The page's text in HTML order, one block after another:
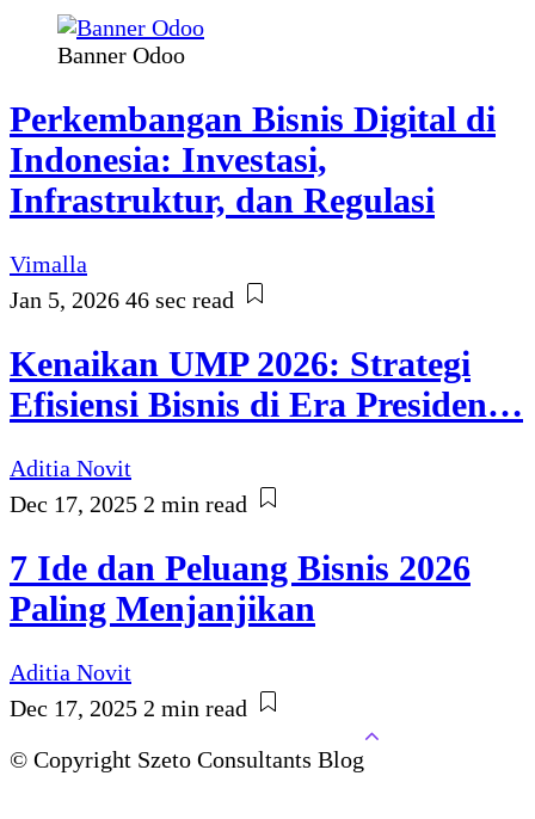
Banner Odoo
Perkembangan Bisnis Digital di
Indonesia: Investasi,
Infrastruktur, dan Regulasi
Vimalla
Jan 5, 2026 46 sec read
Kenaikan UMP 2026: Strategi
Efisiensi Bisnis di Era Presiden…
Aditia Novit
Dec 17, 2025 2 min read
7 Ide dan Peluang Bisnis 2026
Paling Menjanjikan
Aditia Novit
Dec 17, 2025 2 min read
© Copyright Szeto Consultants Blog